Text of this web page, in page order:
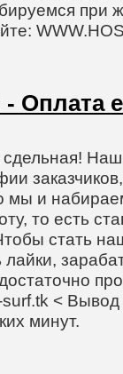
при
Оплата
Наш
мы и
то есть
стать
лайки,
<
минут.